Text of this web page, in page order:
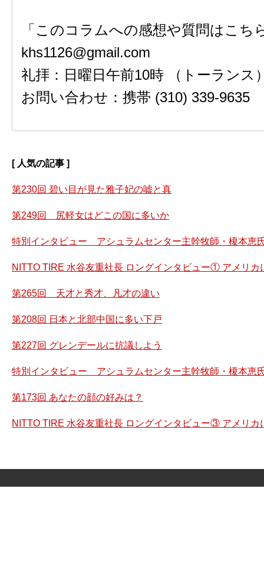
「このコラムへの感想や質問はこ
khs1126@gmail.com
礼拝：日曜日午前10時 （トーランス
お問い合わせ：携帯 (310) 339-9635
[ 人気の記事 ]
第230回 碧い目が見た雅子妃の嘘と真
第249回 尻軽女はどこの国に多いか
特別インタビュー アシュラムセンター主幹牧師・榎本恵
NITTO TIRE 水谷友重社長 ロングインタビュー① アメリカ
第265回 天才と秀才、凡才の違い
第208回 日本と北部中国に多い下戸
第227回 グレンデールに抗議しよう
特別インタビュー アシュラムセンター主幹牧師・榎本恵
第173回 あなたの顔の好みは？
NITTO TIRE 水谷友重社長 ロングインタビュー③ アメリカ